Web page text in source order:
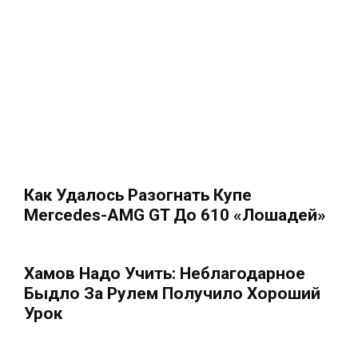
Как Удалось Разогнать Купе
Mercedes-AMG GT До 610 «лошадей»
Хамов Надо Учить: Неблагодарное
Быдло За Рулем Получило Хороший
Урок